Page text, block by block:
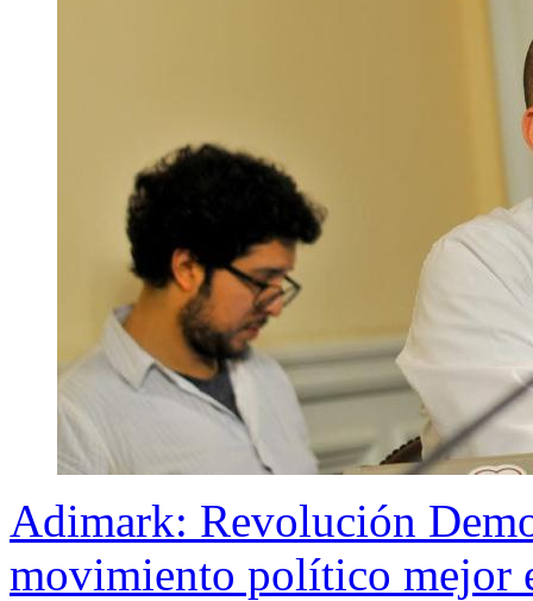
Adimark: Revolución
movimiento político mejor